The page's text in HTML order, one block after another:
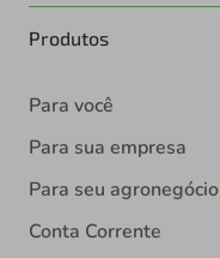
Produtos
Para você
Para sua empresa
Para seu agronegócio
Conta Corrente